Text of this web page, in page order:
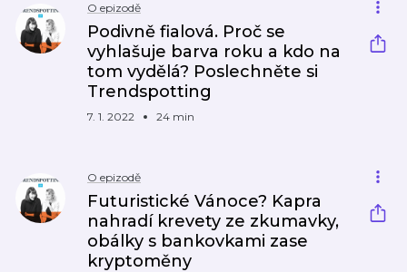
O epizodě
Podivně fialová. Proč se
vyhlašuje barva roku a kdo na
tom vydělá? Poslechněte si
Trendspotting
7. 1. 2022 24 min
O epizodě
Futuristické Vánoce? Kapra
nahradí krevety ze zkumavky,
obálky s bankovkami zase
kryptoměny